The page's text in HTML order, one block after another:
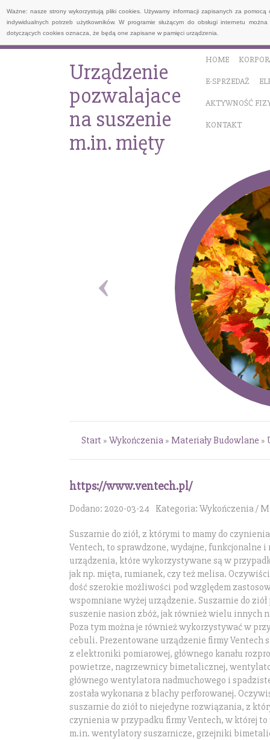
Ważne: nasze strony wykorzystują pliki cookies. Używamy informacji zapisanych za
indywidualnych potrzeb użytkowników. W programie służącym do obsługi internetu
dotyczących cookies oznacza, że będą one zapisane w pamięci urządzenia.
HOME
E-SPRZEDAŻ
AKTYWNOŚĆ
KONTAKT
Urządzenie
pozwalajace
na suszenie
m.in. mięty
Start » Wykończenia » Materiały Budowlane »
https://www.ventech.pl/
Dodano: 2020-03-24 Kategoria: Wykończenia /
Suszarnie do ziół, z którymi to mamy do
Ventech, to sprawdzone, wydajne, funkcjonalne i
urządzenia, które wykorzystywane są w
jak np. mięta, rumianek, czy też melisa.
dość szerokie możliwości pod względem
wspomniane wyżej urządzenie. Suszarnie do
suszenie nasion zbóż, jak również wielu innych
Poza tym można je również wykorzystywać w
cebuli. Prezentowane urządzenie firmy Ventech
z elektroniki pomiarowej, głównego kanału
powietrze, nagrzewnicy bimetalicznej,
głównego wentylatora nadmuchowego i
została wykonana z blachy perforowanej.
suszarnie do ziół to niejedyne rozwiązania, z
czynienia w przypadku firmy Ventech, w której to
m.in. wentylatory suszarnicze, grzejniki